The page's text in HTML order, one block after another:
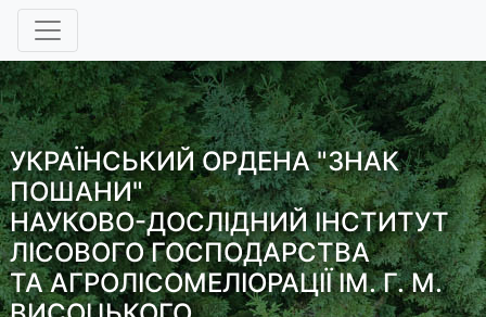
УКРАЇНСЬКИЙ ОРДЕНА "ЗНАК
ПОШАНИ"
НАУКОВО-ДОСЛІДНИЙ ІНСТИТУТ
ЛІСОВОГО ГОСПОДАРСТВА
ТА АГРОЛІСОМЕЛІОРАЦІЇ ІМ. Г. М.